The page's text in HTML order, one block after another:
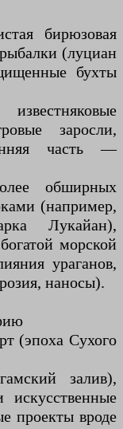
бирюзовая
(луциан
бухты
заросли,
часть —
обширных
(например,
Лукайан),
морской
ураганов,
наносы).
(эпоха Сухого
залив),
проекты вроде